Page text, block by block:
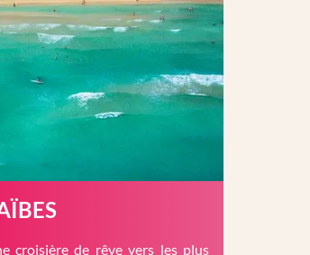
croisière de rêve vers les plus